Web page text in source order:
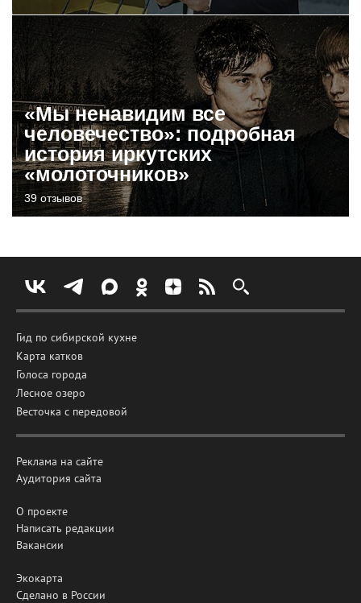
«Мы ненавидим все
человечество»: подробная
история иркутских
«молоточников»
39 отзывов
Гид по сибирской кухне
Карта катков
Голоса города
Лесное озеро
Весточка с передовой
Реклама на сайте
Аудитория сайта
О проекте
Написать редакции
Вакансии
Экокарта
Сделано в России